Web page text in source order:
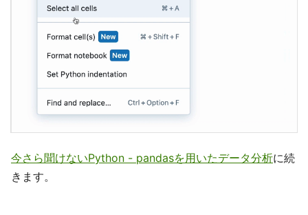
今さら聞けないPython - pandasを用いたデータ分析に続
きます。